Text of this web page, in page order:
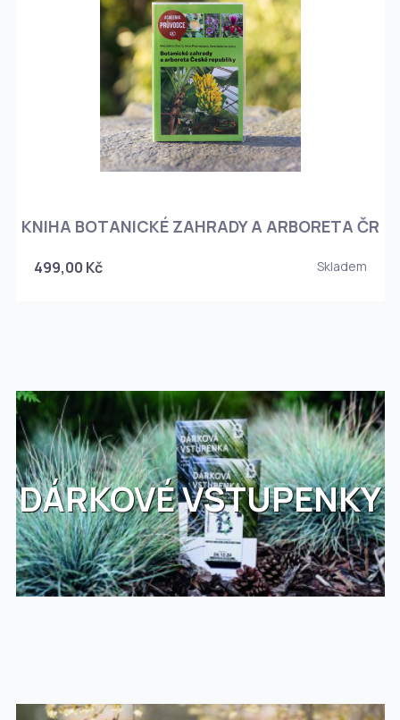
KNIHA BOTANICKÉ ZAHRADY A ARBORETA ČR
499,00 Kč Skladem
DÁRKOVÉ VSTUPENKY